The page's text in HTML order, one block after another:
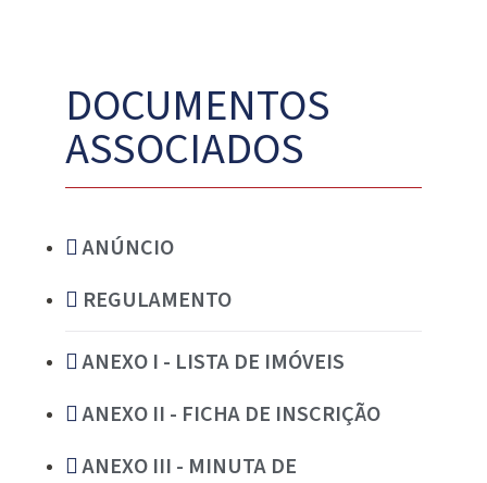
DOCUMENTOS
ASSOCIADOS
ANÚNCIO
REGULAMENTO
ANEXO I - LISTA DE IMÓVEIS
ANEXO II - FICHA DE INSCRIÇÃO
ANEXO III - MINUTA DE